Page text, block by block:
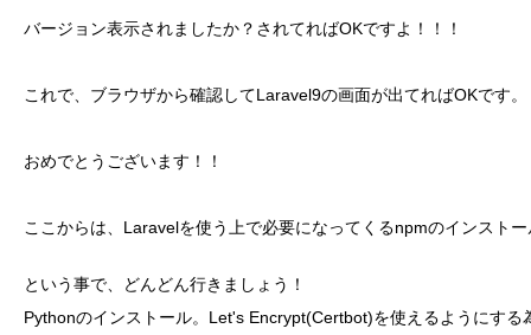
バージョン表示されましたか？されてればOKですよ！！！
これで、ブラウザから確認してLaravel9の画面が出てればOKです。
おめでとうございます！！
ここからは、Laravelを使う上で必要になってくるnpmのインスト
という事で、どんどん行きましょう！
Pythonのインストール。Let's Encrypt(Certbot)を使えるようにする